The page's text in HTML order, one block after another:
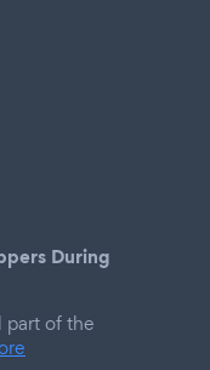
During
part of the